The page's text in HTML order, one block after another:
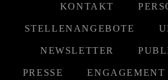
KONTAKT
STELLENANGEBOTE
NEWSLETTER
PRESSE ENGAGEMENT